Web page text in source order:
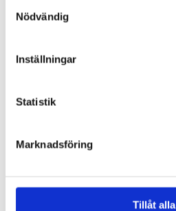
Nödvändig
Inställningar
Statistik
Marknadsföring
Tillåt alla